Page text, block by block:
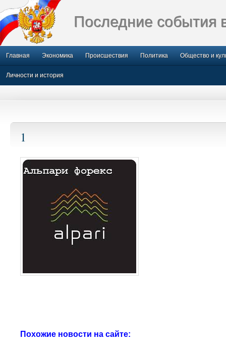
Последние события
Главная Экономика Происшествия Политика Общество и
Личности и история
1
Похожие новости на сайте: